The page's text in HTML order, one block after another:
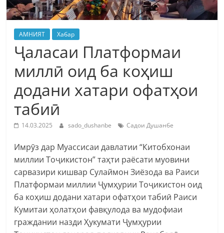
АМНИЯТ Хабар
Ҷаласаи Платформаи
миллӣ оид ба коҳиш
додани хатари офатҳои
табиӣ
14.03.2025 sado_dushanbe Садои Душанбе
Имрӯз дар Муассисаи давлатии “Китобхонаи
миллии Тоҷикистон” таҳти раёсати муовини
сарвазири кишвар Сулаймон Зиëзода ва Раиси
Платформаи миллии Ҷумҳурии Тоҷикистон оид
ба коҳиш додани хатари офатҳои табиӣ Раиси
Кумитаи ҳолатҳои фавқулода ва мудофиаи
граждании назди Ҳукумати Ҷумҳурии